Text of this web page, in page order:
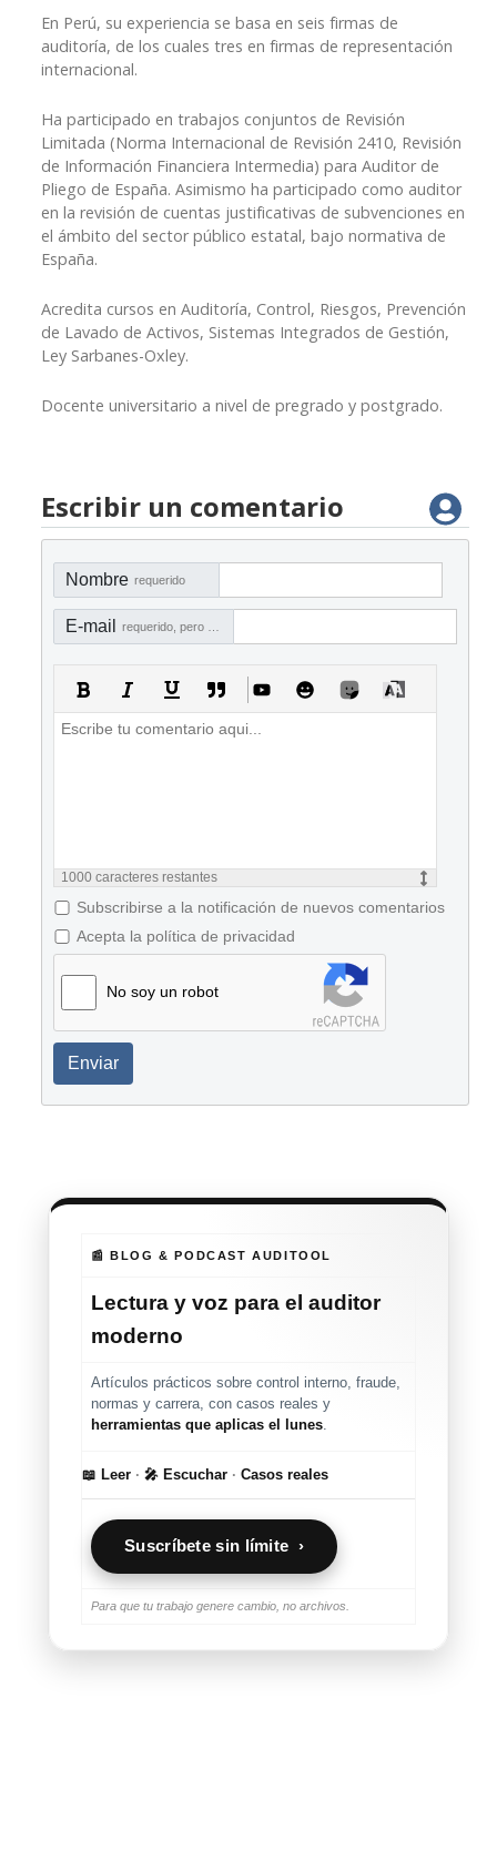
En Perú, su experiencia se basa en seis firmas de
auditoría, de los cuales tres en firmas de representación
internacional.
Ha participado en trabajos conjuntos de Revisión
Limitada (Norma Internacional de Revisión 2410, Revisión
de Información Financiera Intermedia) para Auditor de
Pliego de España. Asimismo ha participado como auditor
en la revisión de cuentas justificativas de subvenciones en
el ámbito del sector público estatal, bajo normativa de
España.
Acredita cursos en Auditoría, Control, Riesgos, Prevención
de Lavado de Activos, Sistemas Integrados de Gestión,
Ley Sarbanes-Oxley.
Docente universitario a nivel de pregrado y postgrado.
Escribir un comentario
Nombre requerido
E-mail
1000 caracteres restantes
Subscribirse a la notificación de nuevos comentarios
Acepta la política de privacidad
No soy un robot
Enviar
📰 BLOG & PODCAST AUDITOOL
Lectura y voz para el auditor
moderno
Artículos prácticos sobre control interno, fraude,
normas y carrera, con casos reales y
herramientas que aplicas el lunes.
📖 Leer · 🎤 Escuchar · Casos reales
Suscríbete sin límite ›
Para que tu trabajo genere cambio, no archivos.